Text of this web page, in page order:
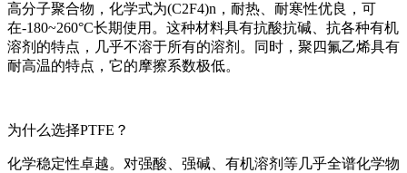
高分子聚合物，化学式为(C2F4)n，耐热、耐寒性优良，可
在-180~260°C长期使用。这种材料具有抗酸抗碱、抗各种有机
溶剂的特点，几乎不溶于所有的溶剂。同时，聚四氟乙烯具有
耐高温的特点，它的摩擦系数极低。
为什么选择PTFE？
化学稳定性卓越。对强酸、强碱、有机溶剂等几乎全谱化学物